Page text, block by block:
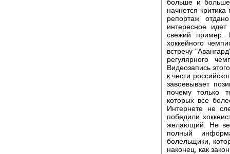
больше и больше
начнется
репортаж
интересное
свежий пример.
хоккейного
встречу
регулярного
Видеозапись
к чести
завоевывает
почему только
которых все
Интернете не
победили
желающий. Не
полный
болельщики,
наконец, как